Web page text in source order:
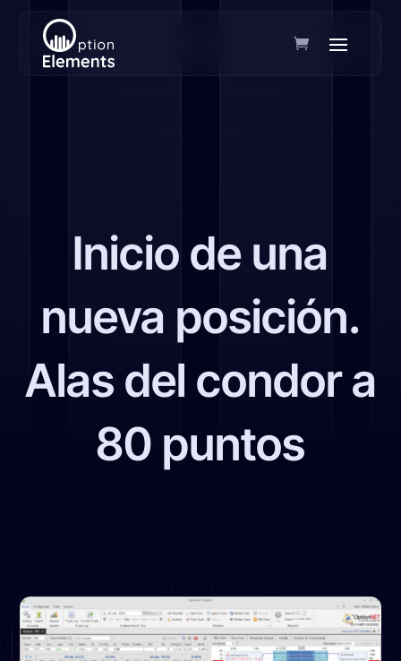
Inicio de una
nueva posición.
Alas del condor a
80 puntos